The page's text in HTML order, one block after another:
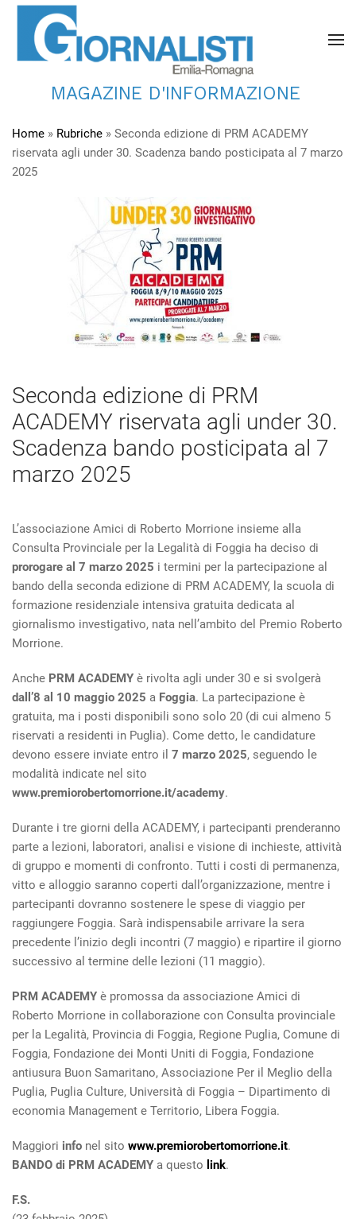
MAGAZINE D'INFORMAZIONE
Home » Rubriche » Seconda edizione di PRM ACADEMY
riservata agli under 30. Scadenza bando posticipata al 7 marzo
2025
Seconda edizione di PRM
ACADEMY riservata agli under 30.
Scadenza bando posticipata al 7
marzo 2025
L’associazione Amici di Roberto Morrione insieme alla
Consulta Provinciale per la Legalità di Foggia ha deciso di
prorogare al 7 marzo 2025 i termini per la partecipazione al
bando della seconda edizione di PRM ACADEMY, la scuola di
formazione residenziale intensiva gratuita dedicata al
giornalismo investigativo, nata nell’ambito del Premio Roberto
Morrione.
Anche PRM ACADEMY è rivolta agli under 30 e si svolgerà
dall’8 al 10 maggio 2025 a Foggia. La partecipazione è
gratuita, ma i posti disponibili sono solo 20 (di cui almeno 5
riservati a residenti in Puglia). Come detto, le candidature
devono essere inviate entro il 7 marzo 2025, seguendo le
modalità indicate nel sito
www.premiorobertomorrione.it/academy.
Durante i tre giorni della ACADEMY, i partecipanti prenderanno
parte a lezioni, laboratori, analisi e visione di inchieste, attività
di gruppo e momenti di confronto. Tutti i costi di permanenza,
vitto e alloggio saranno coperti dall’organizzazione, mentre i
partecipanti dovranno sostenere le spese di viaggio per
raggiungere Foggia. Sarà indispensabile arrivare la sera
precedente l’inizio degli incontri (7 maggio) e ripartire il giorno
successivo al termine delle lezioni (11 maggio).
PRM ACADEMY è promossa da associazione Amici di
Roberto Morrione in collaborazione con Consulta provinciale
per la Legalità, Provincia di Foggia, Regione Puglia, Comune di
Foggia, Fondazione dei Monti Uniti di Foggia, Fondazione
antiusura Buon Samaritano, Associazione Per il Meglio della
Puglia, Puglia Culture, Università di Foggia – Dipartimento di
economia Management e Territorio, Libera Foggia.
Maggiori info nel sito www.premiorobertomorrione.it.
BANDO di PRM ACADEMY a questo link.
F.S.